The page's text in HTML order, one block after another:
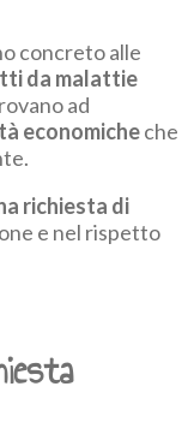
concreto alle
da malattie
ad
economicheche
richiesta di
e nel rispetto